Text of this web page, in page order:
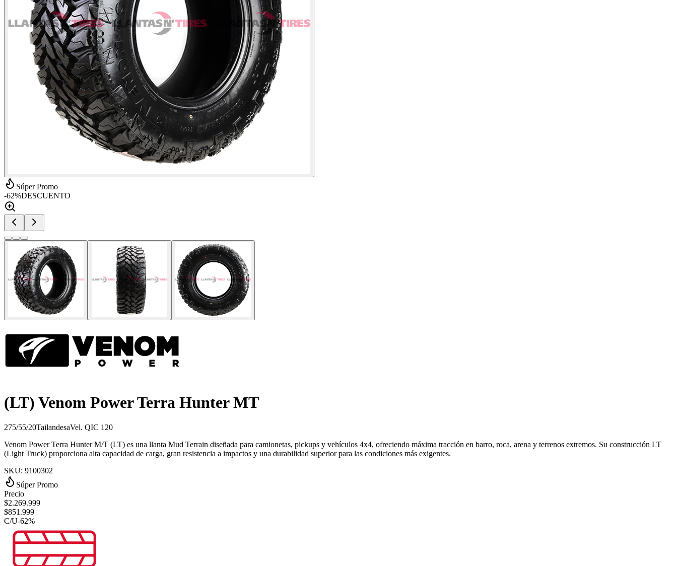
Súper Promo
-62%DESCUENTO
(LT) Venom Power Terra Hunter MT
275/55/20TailandesaVel. QIC 120
Venom Power Terra Hunter M/T (LT) es una llanta Mud Terrain diseñada para camionetas, pickups y vehículos 4x4, ofreciendo máxima tracción en barro, roca, arena y terrenos extremos. Su construcción LT
(Light Truck) proporciona alta capacidad de carga, gran resistencia a impactos y una durabilidad superior para las condiciones más exigentes.
SKU: 9100302
Súper Promo
Precio
$2.269.999
$851.999
C/U-62%